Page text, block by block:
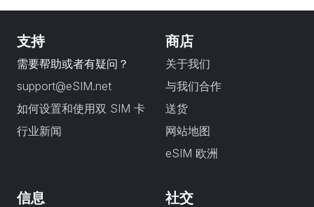
支持
需要帮助或者有疑问？
support@eSIM.net
如何设置和使用双 SIM 卡
行业新闻
商店
关于我们
与我们合作
送货
网站地图
eSIM 欧洲
信息 社交